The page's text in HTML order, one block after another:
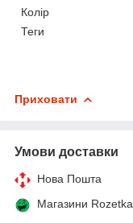
Колір
Теги
Приховати
Умови доставки
Нова Пошта
Магазини Rozetka